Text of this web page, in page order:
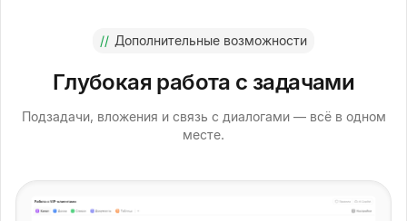
// Дополнительные возможности
Глубокая работа с задачами
Подзадачи, вложения и связь с диалогами — всё в одном
месте.